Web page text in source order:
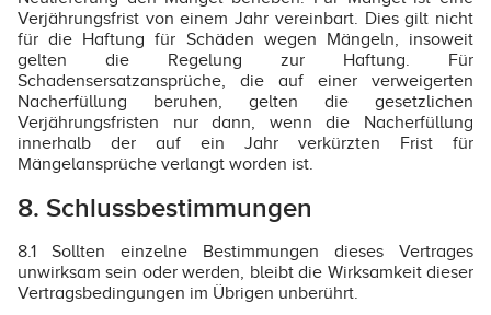
Verjährungsfrist von einem Jahr vereinbart. Dies gilt nicht
für die Haftung für Schäden wegen Mängeln, insoweit
gelten die Regelung zur Haftung. Für
Schadensersatzansprüche, die auf einer verweigerten
Nacherfüllung beruhen, gelten die gesetzlichen
Verjährungsfristen nur dann, wenn die Nacherfüllung
innerhalb der auf ein Jahr verkürzten Frist für
Mängelansprüche verlangt worden ist.
8. Schlussbestimmungen
8.1 Sollten einzelne Bestimmungen dieses Vertrages
unwirksam sein oder werden, bleibt die Wirksamkeit dieser
Vertragsbedingungen im Übrigen unberührt.